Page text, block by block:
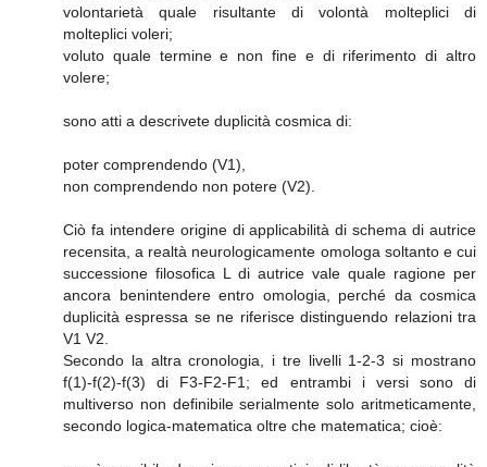
volontarietà quale risultante di volontà molteplici di
molteplici voleri;
voluto quale termine e non fine e di riferimento di altro
volere;
sono atti a descrivete duplicità cosmica di:
poter comprendendo (V1),
non comprendendo non potere (V2).
Ciò fa intendere origine di applicabilità di schema di autrice
recensita, a realtà neurologicamente omologa soltanto e cui
successione filosofica L di autrice vale quale ragione per
ancora benintendere entro omologia, perché da cosmica
duplicità espressa se ne riferisce distinguendo relazioni tra
V1 V2.
Secondo la altra cronologia, i tre livelli 1-2-3 si mostrano
f(1)-f(2)-f(3) di F3-F2-F1; ed entrambi i versi sono di
multiverso non definibile serialmente solo aritmeticamente,
secondo logica-matematica oltre che matematica; cioè: